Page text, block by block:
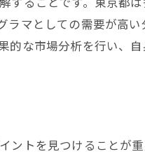
と実践的な戦略
マとしての需要が高い
な市場分析を行い、
トを見つけることが重